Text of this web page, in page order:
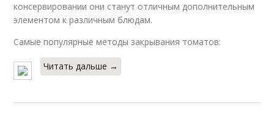
консервировании они станут отличным дополнительным
элементом к различным блюдам.
Самые популярные методы закрывания томатов:
Читать дальше →